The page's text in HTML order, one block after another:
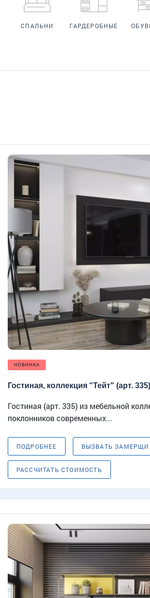
СПАЛЬНИ ГАРДЕРОБНЫЕ
НОВИНКА
Гостиная, коллекция "Тейт" (арт. 335)
Гостиная (арт. 335) из мебельной
поклонников современных...
ПОДРОБНЕЕ ВЫЗВАТЬ
РАССЧИТАТЬ СТОИМОСТЬ